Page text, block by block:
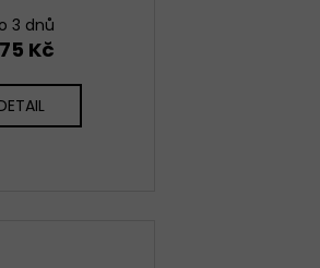
3 dnů
Kč